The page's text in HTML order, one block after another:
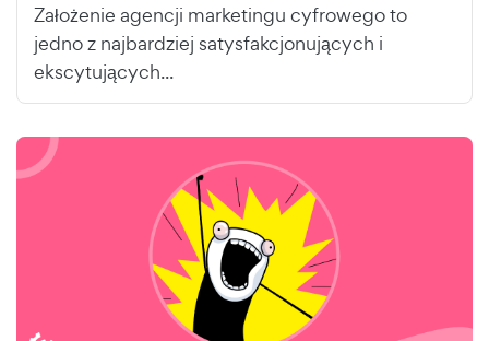
Założenie agencji marketingu cyfrowego to
jedno z najbardziej satysfakcjonujących i
ekscytujących...